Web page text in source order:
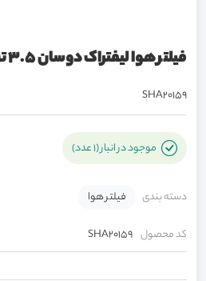
فیلتر هوا لیفتراک دوسان 3.5 تن شکری SHA20159
SHA20159
موجود در انبار (1 عدد)
دسته بندی فیلتر هوا
کد محصول SHA20159